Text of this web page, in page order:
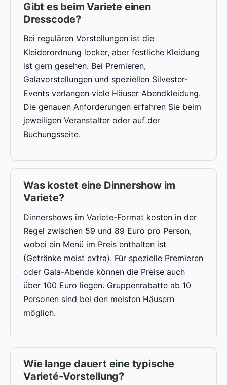
Gibt es beim Variete einen
Dresscode?
Bei regulären Vorstellungen ist die
Kleiderordnung locker, aber festliche Kleidung
ist gern gesehen. Bei Premieren,
Galavorstellungen und speziellen Silvester-
Events verlangen viele Häuser Abendkleidung.
Die genauen Anforderungen erfahren Sie beim
jeweiligen Veranstalter oder auf der
Buchungsseite.
Was kostet eine Dinnershow im
Variete?
Dinnershows im Variete-Format kosten in der
Regel zwischen 59 und 89 Euro pro Person,
wobei ein Menü im Preis enthalten ist
(Getränke meist extra). Für spezielle Premieren
oder Gala-Abende können die Preise auch
über 100 Euro liegen. Gruppenrabatte ab 10
Personen sind bei den meisten Häusern
möglich.
Wie lange dauert eine typische
Varieté-Vorstellung?